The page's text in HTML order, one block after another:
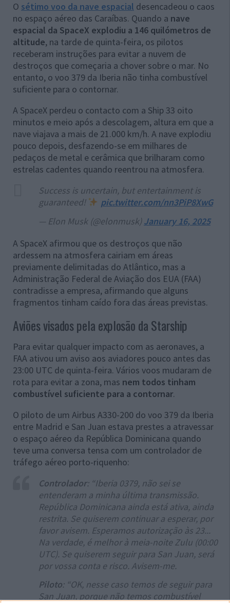
O sétimo voo da nave espacial desencadeou o caos
no espaço aéreo das Caraíbas. Quando a nave
espacial da SpaceX explodiu a 146 quilómetros de
altitude, na tarde de quinta-feira, os pilotos
receberam instruções para evitar a nuvem de
destroços que começaria a chover sobre o mar. No
entanto, o voo 379 da Iberia não tinha combustível
suficiente para o contornar.
A SpaceX perdeu o contacto com a Ship 33 oito
minutos e meio após a descolagem, altura em que a
nave viajava a mais de 21.000 km/h. A nave explodiu
pouco depois, desfazendo-se em milhares de
pedaços de metal e cerâmica que brilharam como
estrelas cadentes quando reentrou na atmosfera.
Success is uncertain, but entertainment is
guaranteed!
pic.twitter.com/nn3PiP8XwG
— Elon Musk (@elonmusk) January 16, 2025
A SpaceX afirmou que os destroços que não
ardessem na atmosfera cairiam em áreas
previamente delimitadas do Atlântico, mas a
Administração Federal de Aviação dos EUA (FAA)
contradisse a empresa, afirmando que alguns
fragmentos tinham caído fora das áreas previstas.
Aviões visados pela explosão da Starship
Para evitar qualquer impacto com as aeronaves, a
FAA ativou um aviso aos aviadores pouco antes das
23:00 UTC de quinta-feira. Vários voos mudaram de
rota para evitar a zona, mas nem todos tinham
combustível suficiente para a contornar.
O piloto de um Airbus A330-200 do voo 379 da Iberia
entre Madrid e San Juan estava prestes a atravessar
o espaço aéreo da República Dominicana quando
teve uma conversa tensa com um controlador de
tráfego aéreo porto-riquenho:
Controlador: “Iberia 0379, não sei se
entenderam a minha última transmissão.
República Dominicana ainda está ativa, ainda
restrita. Se quiserem continuar a esperar, por
favor avisem. Esperamos autorização às 23...
Na verdade, é melhor à meia-noite Zulu (00:00
UTC). Se quiserem seguir para San Juan, será
por vossa conta e risco. Avisem-me.
Piloto: “OK, nesse caso temos de seguir para
San Juan, porque não temos combustível